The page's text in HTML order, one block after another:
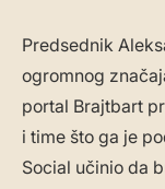
Predsednik
ogromnog
portal Brajtbart
i time što ga je
Social učinio da